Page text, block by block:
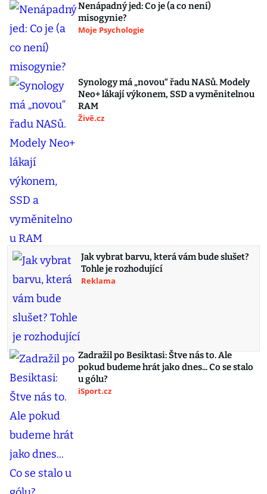
Nenápadný jed: Co je (a co není)
misogynie?
Moje Psychologie
Synology má „novou“ řadu NASů. Modely
Neo+ lákají výkonem, SSD a vyměnitelnou
RAM
Živě.cz
Jak vybrat barvu, která vám bude slušet?
Tohle je rozhodující
Reklama
Zadražil po Besiktasi: Štve nás to. Ale
pokud budeme hrát jako dnes... Co se stalo
u gólu?
iSport.cz